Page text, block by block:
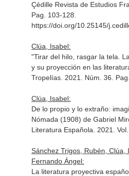
Çédille Revista de Estudios
Pag. 103-128.
https://doi.org/10.25145/
Clúa, Isabel:
"Tirar del hilo, rasgar la tela.
y su proyección en las
Tropelías. 2021. Núm. 36.
Clúa, Isabel:
De lo propio y lo extraño:
Nómada (1908) de Gabriel
Literatura Española . 2021.
Sánchez Trigos, Rubén, Clúa,
Fernando Ángel:
La literatura proyectiva